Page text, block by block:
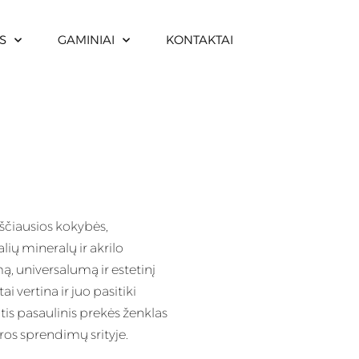
GAMINIAI KONTAKTAI
kokybės,
mineralų ir akrilo
universalumą ir estetinį
vertina ir juo pasitiki
pasaulinis prekės ženklas
sprendimų srityje.